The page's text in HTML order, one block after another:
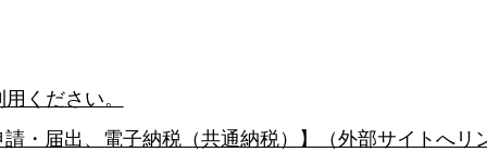
ください。
・届出、電子納税（共通納税）】（外部サイトへリ